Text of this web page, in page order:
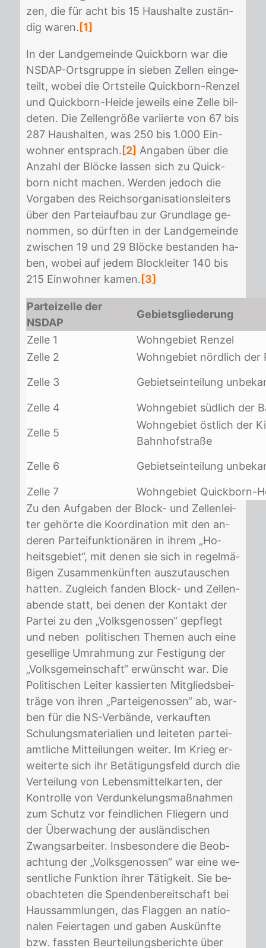
zen, die für acht bis 15 Haus­hal­te zu­stän­
dig wa­ren. [1]
In der Land­ge­mein­de Quick­born war die
NS­DAP-Orts­grup­pe in sie­ben Zel­len ein­ge­
teilt, wo­bei die Orts­tei­le Quick­born-Ren­zel
und Quick­born-Hei­de je­weils eine Zel­le bil­
de­ten. Die Zel­len­grö­ße va­ri­ier­te von 67 bis
287 Haus­hal­ten, was 250 bis 1.000 Ein­
woh­ner ent­sprach. [2] An­ga­ben über die
An­zahl der Blö­cke las­sen sich zu Quick­
born nicht ma­chen. Wer­den je­doch die
Vor­ga­ben des Reichs­or­ga­ni­sa­ti­ons­lei­ters
über den Par­tei­auf­bau zur Grund­la­ge ge­
nom­men, so dürf­ten in der Land­ge­mein­de
zwi­schen 19 und 29 Blö­cke be­stan­den ha­
ben, wo­bei auf je­dem Block­lei­ter 140 bis
215 Ein­woh­ner ka­men. [3]
Parteizelle der
NSDAP
Gebietsgliederung
Zelle 1
Wohngebiet Renzel
Zelle 2
Wohngebiet nördlich der
Zelle 3
Gebietseinteilung
Zelle 4
Wohngebiet südlich der
Zelle 5
Wohngebiet östlich der
Bahnhofstraße
Zelle 6
Gebietseinteilung
Zelle 7
Wohngebiet Quickborn-
Zu den Auf­ga­ben der Block- und Zel­len­lei­
ter ge­hör­te die Ko­or­di­na­ti­on mit den an­
de­ren Par­tei­funk­tio­nä­ren in ih­rem „Ho­
heits­ge­biet“, mit de­nen sie sich in re­gel­mä­
ßi­gen Zu­sam­men­künf­ten aus­zu­tau­schen
hat­ten. Zu­gleich fan­den Block- und Zel­len­
a­ben­de statt, bei de­nen der Kon­takt der
Par­tei zu den „Volks­ge­nos­sen“ ge­pflegt
und ne­ben po­li­ti­schen The­men auch eine
ge­sel­li­ge Um­rah­mung zur Fes­ti­gung der
„Volks­ge­mein­schaft“ er­wünscht war. Die
Po­li­ti­schen Lei­ter kas­sier­ten Mit­glieds­bei­
trä­ge von ih­ren „Par­tei­ge­nos­sen“ ab, war­
ben für die NS-Ver­bän­de, ver­kauf­ten
Schu­lungs­ma­te­ria­li­en und lei­te­ten par­tei­
amt­li­che Mit­tei­lun­gen wei­ter. Im Krieg er­
wei­ter­te sich ihr Be­tä­ti­gungs­feld durch die
Ver­tei­lung von Le­bens­mit­tel­kar­ten, der
Kon­trol­le von Ver­dun­ke­lungs­maß­nah­men
zum Schutz vor feind­li­chen Flie­gern und
der Über­wa­chung der aus­län­di­schen
Zwangs­ar­bei­ter. Ins­be­son­de­re die Be­ob­
ach­tung der „Volks­ge­nos­sen“ war eine we­
sent­li­che Funk­ti­on ih­rer Tä­tig­keit. Sie be­
ob­ach­te­ten die Spen­den­be­reit­schaft bei
Haus­samm­lun­gen, das Flag­gen an na­tio­
na­len Fei­er­ta­gen und ga­ben Aus­künf­te
bzw. fass­ten Be­ur­tei­lungs­be­rich­te über